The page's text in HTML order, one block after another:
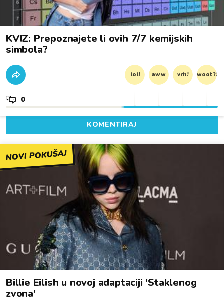
KVIZ: Prepoznajete li ovih 7/7 kemijskih
simbola?
lol! aww vrh! woot?!
0
KOMENTIRAJ
NOVI POKUŠAJ
Billie Eilish u novoj adaptaciji 'Staklenog
zvona'